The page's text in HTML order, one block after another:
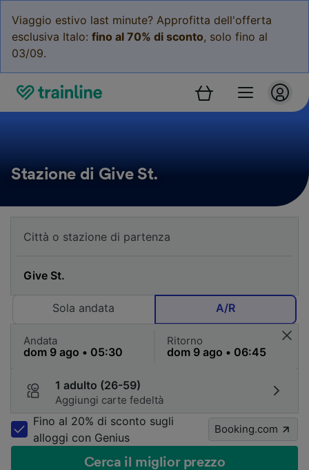
Viaggio estivo last minute? Approfitta dell'offerta
esclusiva Italo: fino al 70% di sconto, solo fino al
03/09.
Stazione di Give St.
Sola andata A/R
Andata Ritorno
1 adulto (26-59)
Aggiungi carte fedeltà
Fino al 20% di sconto sugli
alloggi con Genius
Booking.com
Cerca il miglior prezzo